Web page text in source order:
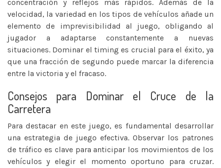
concentración y reflejos más rápidos. Además de la
velocidad, la variedad en los tipos de vehículos añade un
elemento de imprevisibilidad al juego, obligando al
jugador a adaptarse constantemente a nuevas
situaciones. Dominar el timing es crucial para el éxito, ya
que una fracción de segundo puede marcar la diferencia
entre la victoria y el fracaso.
Consejos para Dominar el Cruce de la
Carretera
Para destacar en este juego, es fundamental desarrollar
una estrategia de juego efectiva. Observar los patrones
de tráfico es clave para anticipar los movimientos de los
vehículos y elegir el momento oportuno para cruzar.